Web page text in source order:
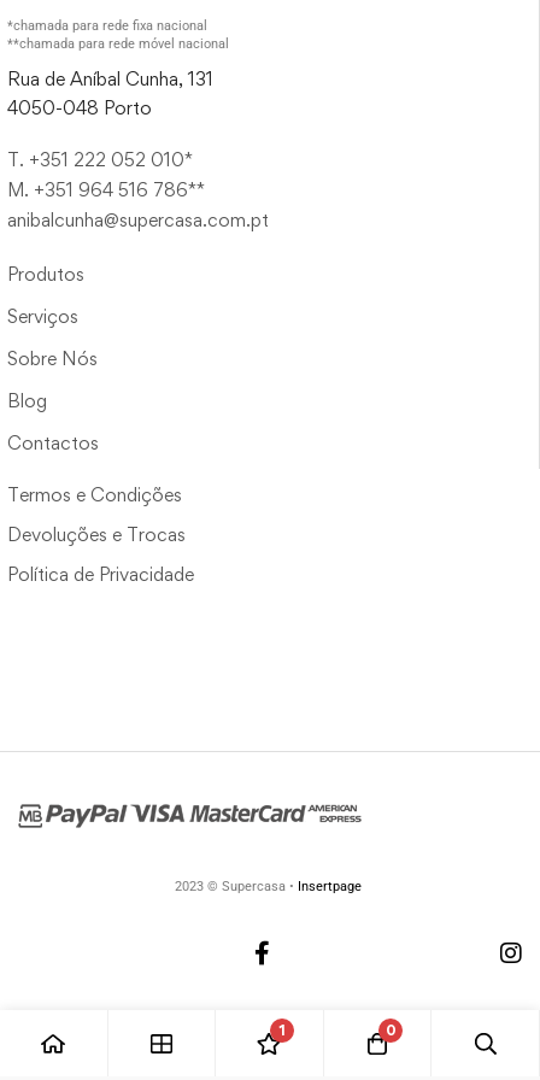
*chamada para rede fixa nacional
**chamada para rede móvel nacional
Rua de Aníbal Cunha, 131
4050-048 Porto
T. +351 222 052 010*
M. +351 964 516 786**
anibalcunha@supercasa.com.pt
Produtos
Serviços
Sobre Nós
Blog
Contactos
Termos e Condições
Devoluções e Trocas
Política de Privacidade
2023 © Supercasa • Insertpage
1 0